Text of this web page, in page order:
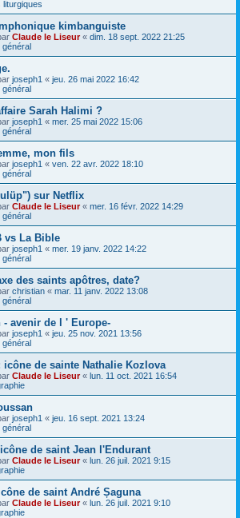
liturgiques
kimbanguiste
Claude le Liseur« dim. 18 sept. 2022 21:25
général
joseph1 « jeu. 26 mai 2022 16:42
général
Sarah Halimi ?
joseph1 « mer. 25 mai 2022 15:06
général
mon fils
joseph1 « ven. 22 avr. 2022 18:10
général
sur Netflix
Claude le Liseur« mer. 16 févr. 2022 14:29
général
vs La Bible
joseph1 « mer. 19 janv. 2022 14:22
général
des saints apôtres, date?
christian « mar. 11 janv. 2022 13:08
général
- avenir de l ' Europe-
joseph1 « jeu. 25 nov. 2021 13:56
général
icône de sainte Nathalie Kozlova
Claude le Liseur« lun. 11 oct. 2021 16:54
joseph1 « jeu. 16 sept. 2021 13:24
général
de saint Jean l'Endurant
Claude le Liseur« lun. 26 juil. 2021 9:15
de saint André Șaguna
Claude le Liseur« lun. 26 juil. 2021 9:10